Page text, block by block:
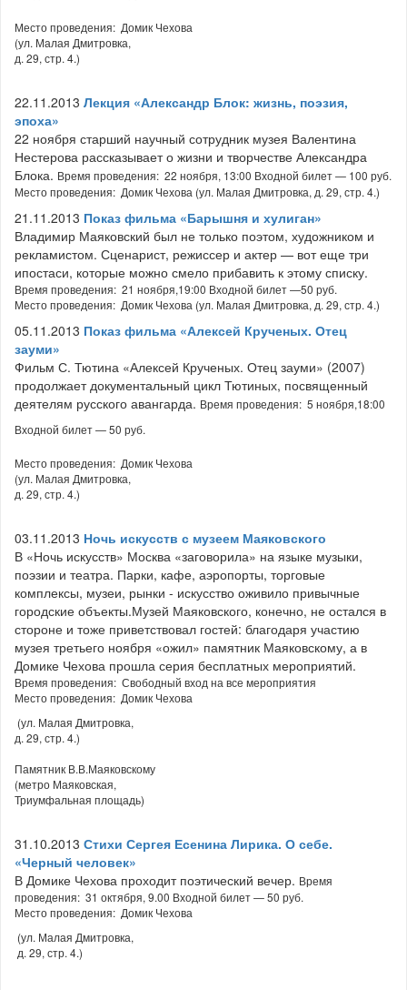
Место проведения: Домик Чехова
(ул. Малая Дмитровка,
д. 29, стр. 4.)
22.11.2013 Лекция «Александр Блок: жизнь, поэзия,
эпоха»
22 ноября старший научный сотрудник музея Валентина
Нестерова рассказывает о жизни и творчестве Александра
Блока. Время проведения: 22 ноября, 13:00 Входной билет — 100 руб.
Место проведения: Домик Чехова (ул. Малая Дмитровка, д. 29, стр. 4.)
21.11.2013 Показ фильма «Барышня и хулиган»
Владимир Маяковский был не только поэтом, художником и
рекламистом. Сценарист, режиссер и актер — вот еще три
ипостаси, которые можно смело прибавить к этому списку.
Время проведения: 21 ноября,19:00 Входной билет —50 руб.
Место проведения: Домик Чехова (ул. Малая Дмитровка, д. 29, стр. 4.)
05.11.2013 Показ фильма «Алексей Крученых. Отец
зауми»
Фильм С. Тютина «Алексей Крученых. Отец зауми» (2007)
продолжает документальный цикл Тютиных, посвященный
деятелям русского авангарда. Время проведения: 5 ноября,18:00
Входной билет — 50 руб.
Место проведения: Домик Чехова
(ул. Малая Дмитровка,
д. 29, стр. 4.)
03.11.2013 Ночь искусств с музеем Маяковского
В «Ночь искусств» Москва «заговорила» на языке музыки,
поэзии и театра. Парки, кафе, аэропорты, торговые
комплексы, музеи, рынки - искусство оживило привычные
городские объекты.Музей Маяковского, конечно, не остался в
стороне и тоже приветствовал гостей: благодаря участию
музея третьего ноября «ожил» памятник Маяковскому, а в
Домике Чехова прошла серия бесплатных мероприятий.
Время проведения: Свободный вход на все мероприятия
Место проведения: Домик Чехова
(ул. Малая Дмитровка,
д. 29, стр. 4.)
Памятник В.В.Маяковскому
(метро Маяковская,
Триумфальная площадь)
31.10.2013 Стихи Сергея Есенина Лирика. О себе.
«Черный человек»
В Домике Чехова проходит поэтический вечер. Время
проведения: 31 октября, 9.00 Входной билет — 50 руб.
Место проведения: Домик Чехова
(ул. Малая Дмитровка,
д. 29, стр. 4.)